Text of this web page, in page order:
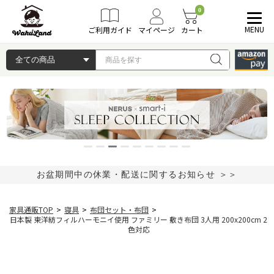
ご利用ガイド マイページ
0
カート MENU
お盆期間中の休業・配送に関するお知らせ ＞＞
家具通販TOP > 寝具 > 布団セット・布団 >
日本製 東洋紡フィルハーモニイ使用 ファミリー 敷き布団 3人用 200x200cm 2
色対応